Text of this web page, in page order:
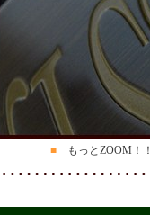
■ もっとZOOM！！